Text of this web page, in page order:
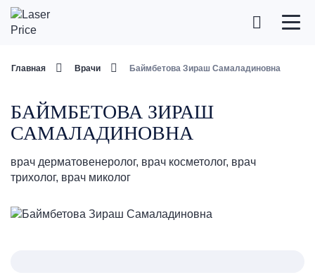
Главная Врачи Баймбетова Зираш Самаладиновна
БАЙМБЕТОВА ЗИРАШ
САМАЛАДИНОВНА
врач дерматовенеролог, врач косметолог, врач
трихолог, врач миколог